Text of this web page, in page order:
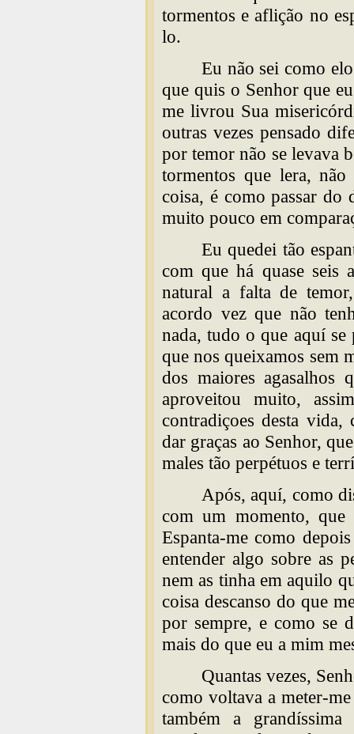
tormentos e aflição no
lo.
Eu não sei como
que quis o Senhor que
me livrou Sua
outras vezes pensado
por temor não se levava
tormentos que lera,
coisa, é como passar do
muito pouco em
Eu quedei tão
com que há quase seis
natural a falta de
acordo vez que não
nada, tudo o que aquí se
que nos queixamos sem
dos maiores agasalhos
aproveitou muito,
contradiçoes desta vida,
dar graças ao Senhor,
males tão perpétuos e
Após, aquí, como
com um momento,
Espanta-me como
entender algo sobre as
nem as tinha em aquilo
coisa descanso do que
por sempre, e como se
mais do que eu a mim
Quantas vezes,
como voltava a meter-
também a